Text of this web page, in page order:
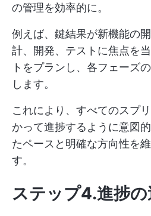
の管理を効率的に。
例えば、鍵結果が新機能の
計、開発、テストに焦点を
トをプランし、各フェーズ
します。
これにより、すべてのスプ
かって進捗するように意図
たペースと明確な方向性を
す。
ステップ4.進捗の